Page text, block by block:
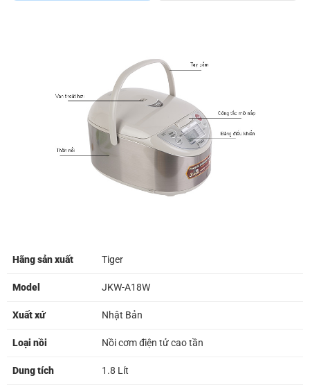
Hãng sản xuất Tiger
Model JKW-A18W
Xuất xứ Nhật Bản
Loại nồi Nồi cơm điện tử cao tần
Dung tích 1.8 Lít